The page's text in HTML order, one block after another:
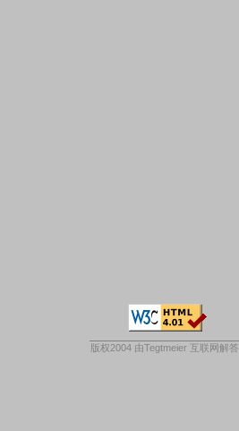
版权2004 由Tegtmeier 互联网解答